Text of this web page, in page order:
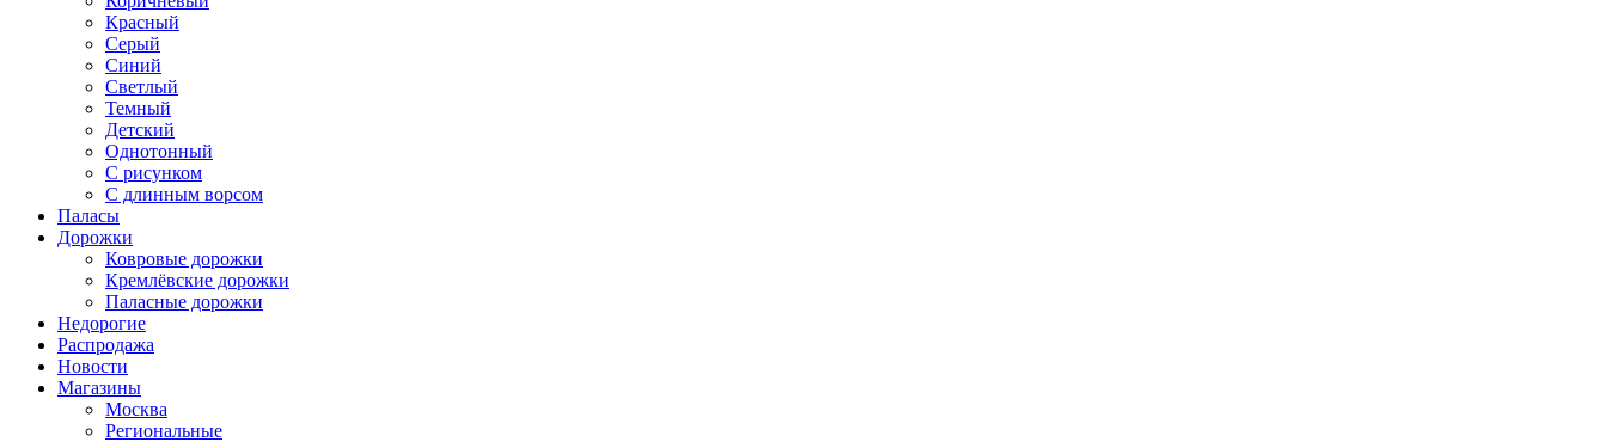
Красный
Серый
Синий
Светлый
Темный
Детский
Однотонный
С рисунком
С длинным ворсом
Паласы
Дорожки
Ковровые дорожки
Кремлёвские дорожки
Паласные дорожки
Недорогие
Распродажа
Новости
Магазины
Москва
Региональные